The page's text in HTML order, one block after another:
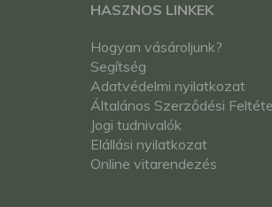
HASZNOS LINKEK
Hogyan vásároljunk?
Segítség
Adatvédelmi nyilatkozat
Általános Szerződési
Jogi tudnivalók
Elállási nyilatkozat
Online vitarendezés